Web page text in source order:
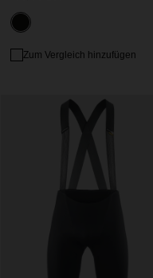
Zum Vergleich hinzufügen